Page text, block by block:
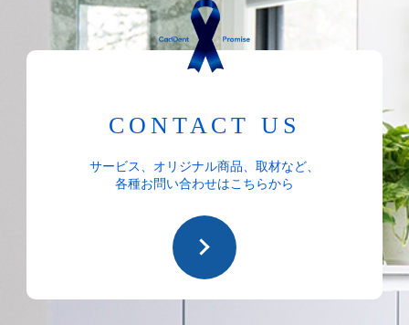
CONTACT US
サービス、オリジナル商品、取材など、
各種お問い合わせはこちらから